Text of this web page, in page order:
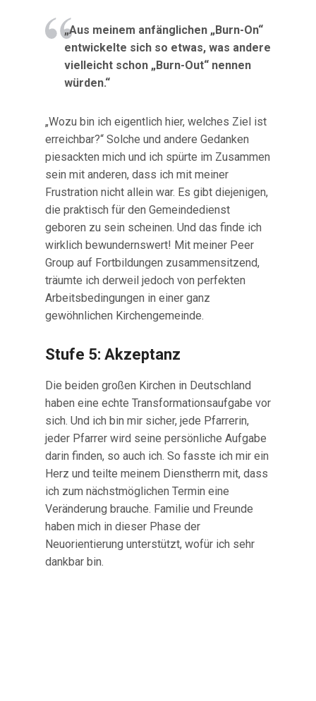
„Aus meinem anfänglichen „Burn-On“
entwickelte sich so etwas, was andere
vielleicht schon „Burn-Out“ nennen
würden.“
„Wozu bin ich eigentlich hier, welches Ziel ist
erreichbar?“ Solche und andere Gedanken
piesackten mich und ich spürte im Zusammen
sein mit anderen, dass ich mit meiner
Frustration nicht allein war. Es gibt diejenigen,
die praktisch für den Gemeindedienst
geboren zu sein scheinen. Und das finde ich
wirklich bewundernswert! Mit meiner Peer
Group auf Fortbildungen zusammensitzend,
träumte ich derweil jedoch von perfekten
Arbeitsbedingungen in einer ganz
gewöhnlichen Kirchengemeinde.
Stufe 5: Akzeptanz
Die beiden großen Kirchen in Deutschland
haben eine echte Transformationsaufgabe vor
sich. Und ich bin mir sicher, jede Pfarrerin,
jeder Pfarrer wird seine persönliche Aufgabe
darin finden, so auch ich. So fasste ich mir ein
Herz und teilte meinem Dienstherrn mit, dass
ich zum nächstmöglichen Termin eine
Veränderung brauche. Familie und Freunde
haben mich in dieser Phase der
Neuorientierung unterstützt, wofür ich sehr
dankbar bin.